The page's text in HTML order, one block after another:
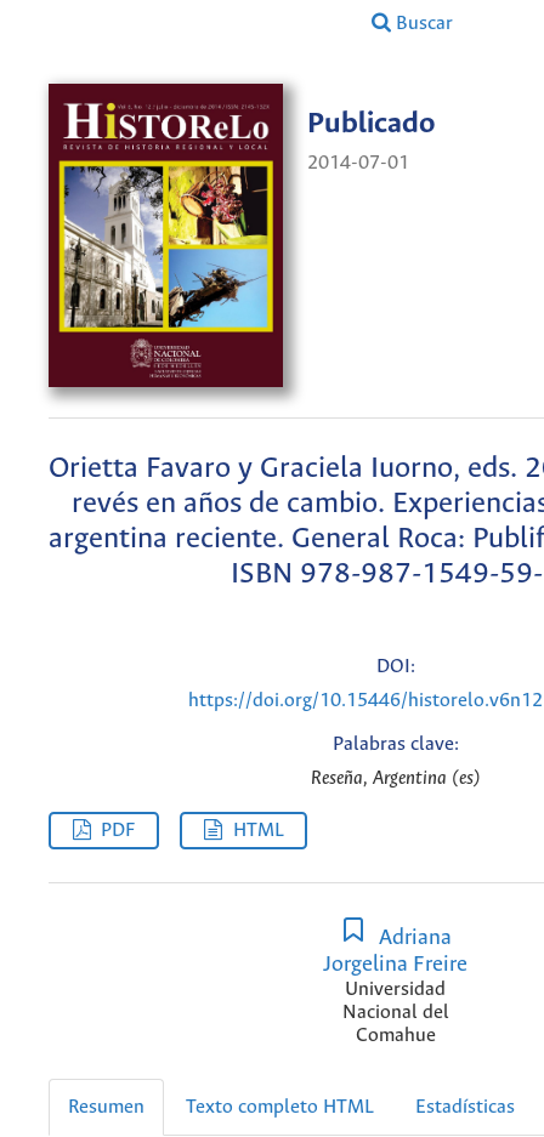
Buscar
Publicado
2014-07-01
Orietta Favaro y Graciela Iuorno, eds.
revés en años de cambio.
argentina reciente. General Roca:
ISBN 978-987-1549-
DOI:
https://doi.org/10.15446/
Palabras clave:
Reseña, Argentina (es)
PDF HTML
Adriana
Jorgelina Freire
Universidad
Nacional del
Comahue
Resumen Texto completo HTML Estadísticas